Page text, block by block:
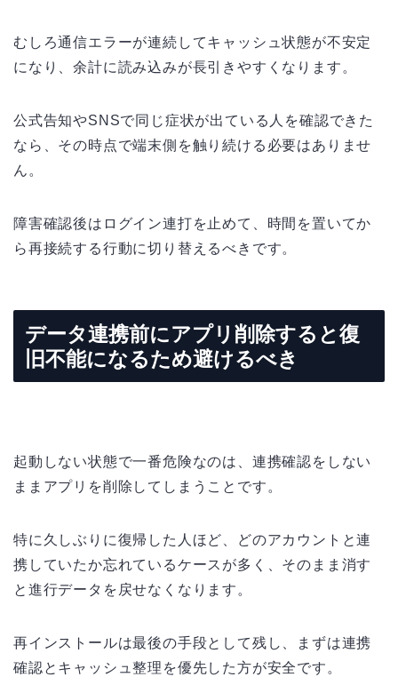
むしろ通信エラーが連続してキャッシュ状態が不安定
になり、余計に読み込みが長引きやすくなります。
公式告知やSNSで同じ症状が出ている人を確認できた
なら、その時点で端末側を触り続ける必要はありませ
ん。
障害確認後はログイン連打を止めて、時間を置いてか
ら再接続する行動に切り替えるべきです。
データ連携前にアプリ削除すると復
旧不能になるため避けるべき
起動しない状態で一番危険なのは、連携確認をしない
ままアプリを削除してしまうことです。
特に久しぶりに復帰した人ほど、どのアカウントと連
携していたか忘れているケースが多く、そのまま消す
と進行データを戻せなくなります。
再インストールは最後の手段として残し、まずは連携
確認とキャッシュ整理を優先した方が安全です。